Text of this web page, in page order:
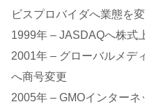
ビスプロバイダへ業態を
1999年 – JASDAQへ株式
2001年 – グローバルメデ
へ商号変更
2005年 – GMOインター